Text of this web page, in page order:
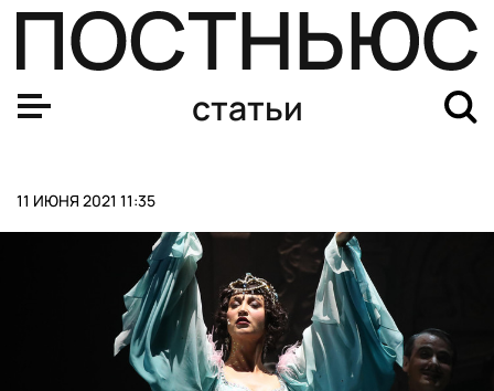
статьи
11 ИЮНЯ 2021 11:35
«Хорошо, что Станиславский до этого не дожил».